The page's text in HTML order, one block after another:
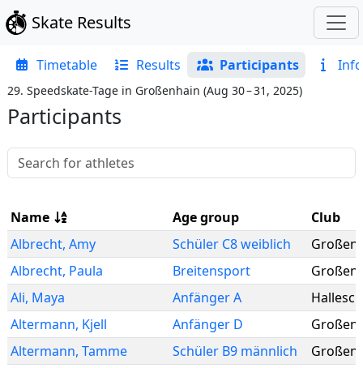
Skate Results
Timetable Results Participants Info
29. Speedskate-Tage in Großenhain (Aug 30 – 31, 2025)
Participants
Name Age group
Club
Albrecht, Amy Schüler C8 weiblich
Albrecht, Paula Breitensport
Ali, Maya Anfänger A
Altermann, Kjell Anfänger D
Altermann, Tamme Schüler B9 männlich